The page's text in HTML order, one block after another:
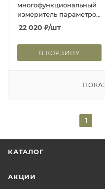
многофункциональный
измеритель параметров
сети ЦП-МИПС96-0.5-Р
SQ1102-0532
22 020 ₽/шт
В КОРЗИНУ
1
КАТАЛОГ
АКЦИИ